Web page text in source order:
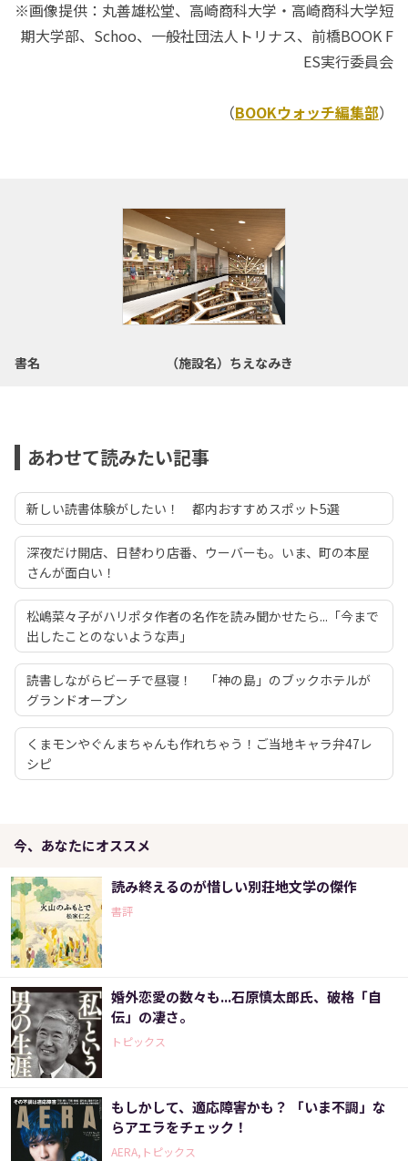
※画像提供：丸善雄松堂、高崎商科大学・高崎商科大学短
期大学部、Schoo、一般社団法人トリナス、前橋BOOK F
ES実行委員会
（BOOKウォッチ編集部）
書名 （施設名）ちえなみき
あわせて読みたい記事
新しい読書体験がしたい！ 都内おすすめスポット5選
深夜だけ開店、日替わり店番、ウーバーも。いま、町の本屋
さんが面白い！
松嶋菜々子がハリポタ作者の名作を読み聞かせたら...「今まで
出したことのないような声」
読書しながらビーチで昼寝！ 「神の島」のブックホテルが
グランドオープン
くまモンやぐんまちゃんも作れちゃう！ご当地キャラ弁47レ
シピ
今、あなたにオススメ
読み終えるのが惜しい別荘地文学の傑作
書評
婚外恋愛の数々も...石原慎太郎氏、破格「自
伝」の凄さ。
トピックス
もしかして、適応障害かも？ 「いま不調」な
らアエラをチェック！
AERA,トピックス